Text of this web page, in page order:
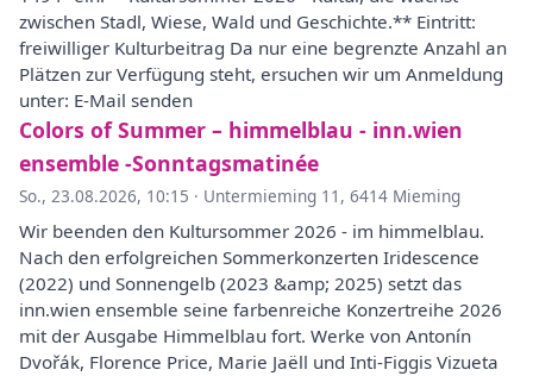
zwischen Stadl, Wiese, Wald und Geschichte.** Eintritt:
freiwilliger Kulturbeitrag Da nur eine begrenzte Anzahl an
Plätzen zur Verfügung steht, ersuchen wir um Anmeldung
unter: E-Mail senden
Colors of Summer – himmelblau - inn.wien
ensemble -Sonntagsmatinée
So., 23.08.2026, 10:15 · Untermieming 11, 6414 Mieming
Wir beenden den Kultursommer 2026 - im himmelblau.
Nach den erfolgreichen Sommerkonzerten Iridescence
(2022) und Sonnengelb (2023 &amp; 2025) setzt das
inn.wien ensemble seine farbenreiche Konzertreihe 2026
mit der Ausgabe Himmelblau fort. Werke von Antonín
Dvořák, Florence Price, Marie Jaëll und Inti-Figgis Vizueta